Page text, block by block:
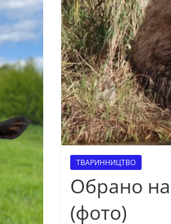
ТВАРИННИЦТВО
Обрано
(фото)